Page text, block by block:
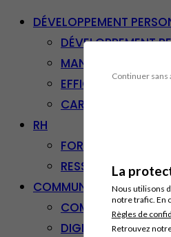
Continuer
La
Nous utilisons
notre trafic. En
Règles de
Retrouvez
DÉVELOPPEMENT
DÉVELOPPEMENT
MANAGEMENT
EFFICACITÉ
CARRIÈRE &
RH
FORMATION
RESSOURCES
COMMUNICATION/
COMMUNICATION
DIGITAL